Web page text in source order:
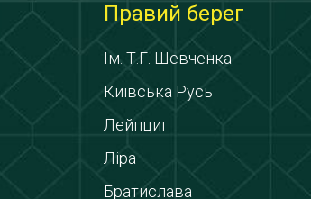
Правий берег
Ім. Т.Г. Шевченка
Київська Русь
Лейпциг
Ліра
Братислава